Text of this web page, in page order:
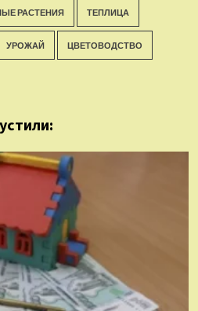
РАСТЕНИЯ ТЕПЛИЦА
УРОЖАЙ ЦВЕТОВОДСТВО